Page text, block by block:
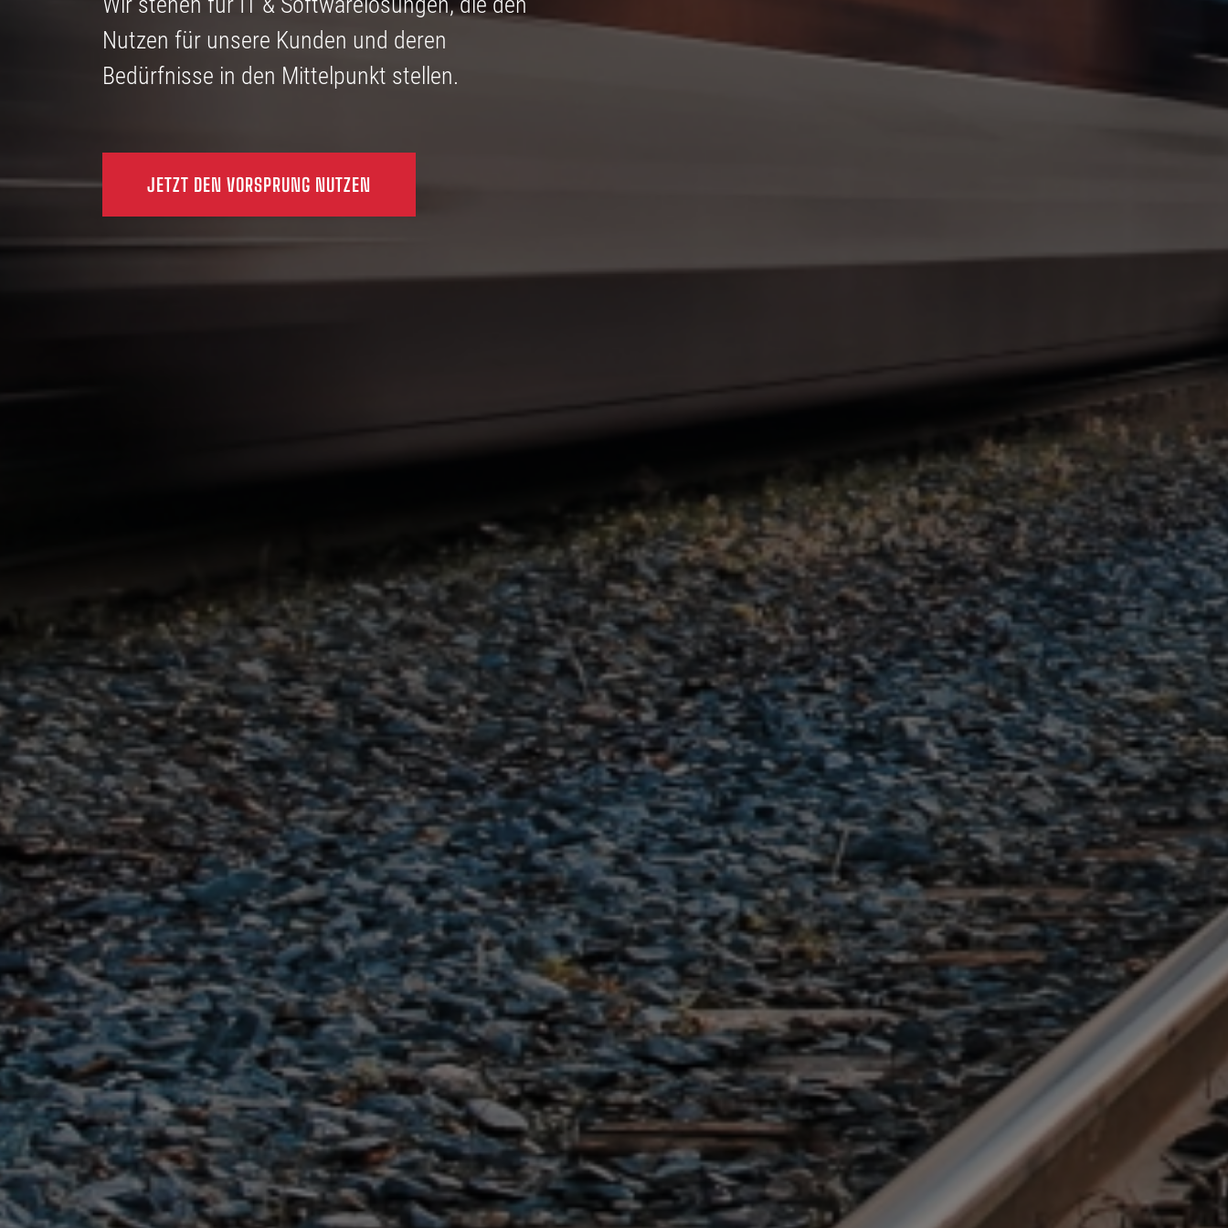
Nutzen für unsere Kunden und deren
Bedürfnisse in den Mittelpunkt stellen.
JETZT DEN VORSPRUNG NUTZEN